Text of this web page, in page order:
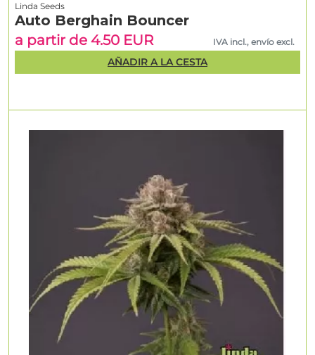
Linda Seeds
Auto Berghain Bouncer
a partir de 4.50 EUR
IVA incl., envío excl.
AÑADIR A LA CESTA